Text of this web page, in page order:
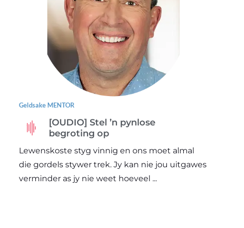
Geldsake MENTOR
[OUDIO] Stel ’n pynlose
begroting op
Lewenskoste styg vinnig en ons moet almal
die gordels stywer trek. Jy kan nie jou uitgawes
verminder as jy nie weet hoeveel ...